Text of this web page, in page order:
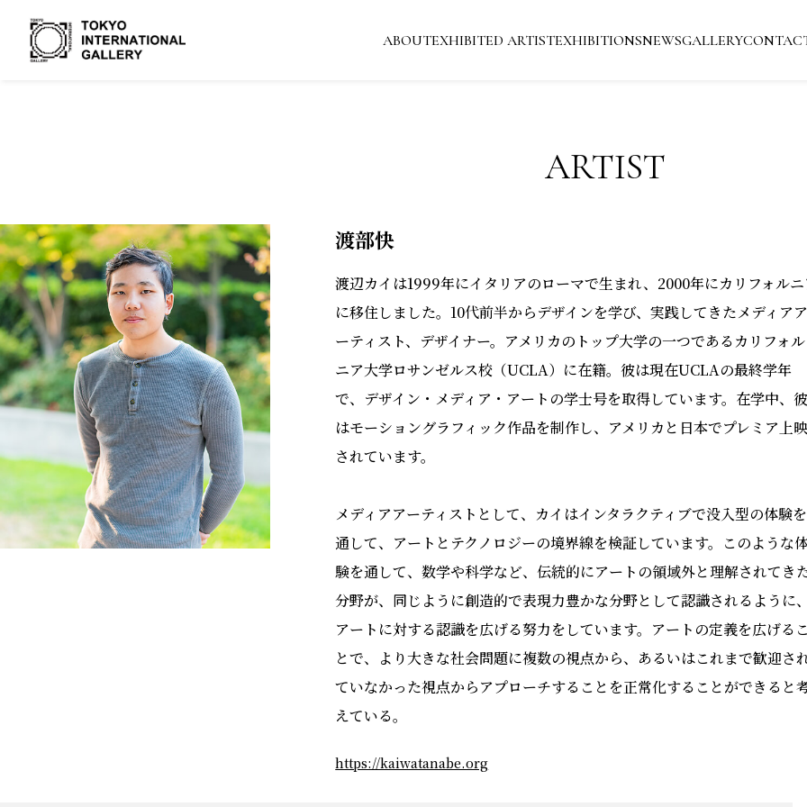
ABOUTEXHIBITED ARTISTEXHIBITIONSNEWSGALLERY
ARTIST
渡部快
渡辺カイは1999年にイタリアのローマで生まれ、2000年にカリフォルニ
に移住しました。10代前半からデザインを学び、実践してきたメディアア
ーティスト、デザイナー。アメリカのトップ大学の一つであるカリフォル
ニア大学ロサンゼルス校（UCLA）に在籍。彼は現在UCLAの最終学年
で、デザイン・メディア・アートの学士号を取得しています。在学中、彼
はモーショングラフィック作品を制作し、アメリカと日本でプレミア上映
されています。
メディアアーティストとして、カイはインタラクティブで没入型の体験を
通して、アートとテクノロジーの境界線を検証しています。このような
験を通して、数学や科学など、伝統的にアートの領域外と理解されてき
分野が、同じように創造的で表現力豊かな分野として認識されるように、
アートに対する認識を広げる努力をしています。アートの定義を広げるこ
とで、より大きな社会問題に複数の視点から、あるいはこれまで歓迎さ
ていなかった視点からアプローチすることを正常化することができると
えている。
https://kaiwatanabe.org